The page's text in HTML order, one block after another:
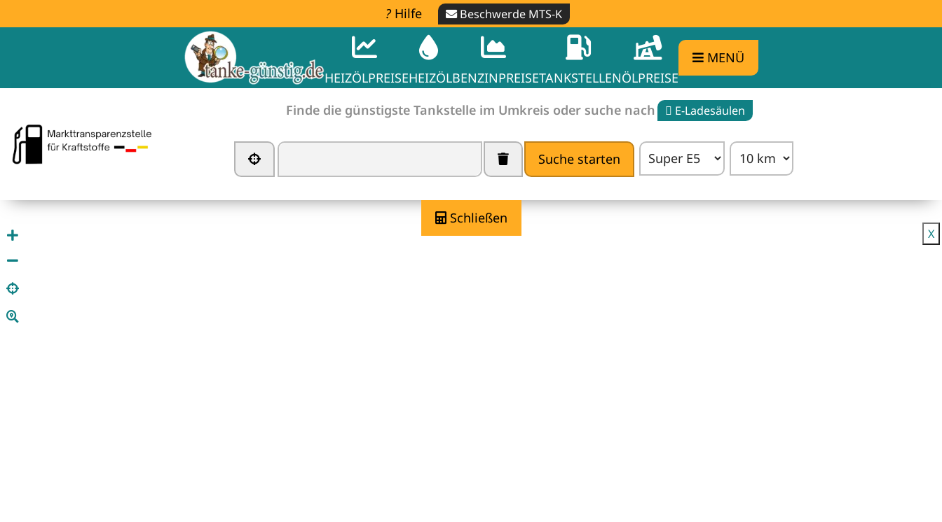
Hilfe Beschwerde MTS-K
HEIZÖLPREISEHEIZÖLBENZINPREISETANKSTELLENÖLPREISE
MENÜ
Finde die günstigste Tankstelle im Umkreis oder suche nach E-Ladesäulen
Suche starten
Schließen
Tankstelle in der Nähe finden -Spritpreise vergleichen
X